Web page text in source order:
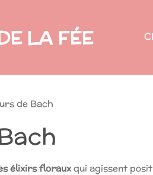
LA FÉE
de Bach
élixirs florauxqui agissent